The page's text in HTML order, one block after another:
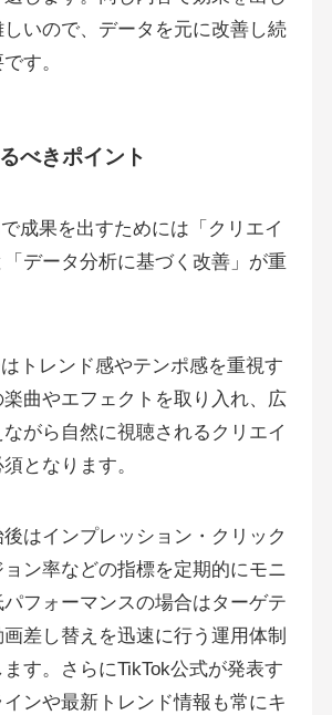
いので、データを元に改善し続
す。
べきポイント
成果を出すためには「クリエイ
データ分析に基づく改善」が重
トレンド感やテンポ感を重視す
曲やエフェクトを取り入れ、広
がら自然に視聴されるクリエイ
となります。
はインプレッション・クリック
ン率などの指標を定期的にモニ
フォーマンスの場合はターゲテ
差し替えを迅速に行う運用体制
す。さらにTikTok公式が発表す
ンや最新トレンド情報も常にキ